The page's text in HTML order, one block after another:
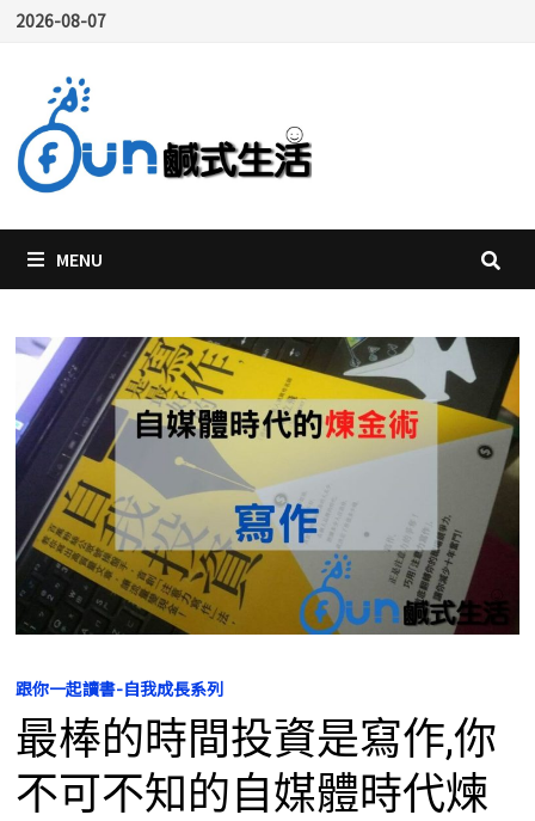
Skip
content
2026-08-07
MENU
跟你一起讀書-自我成長系列
最棒的時間投資是寫作,你
不可不知的自媒體時代煉